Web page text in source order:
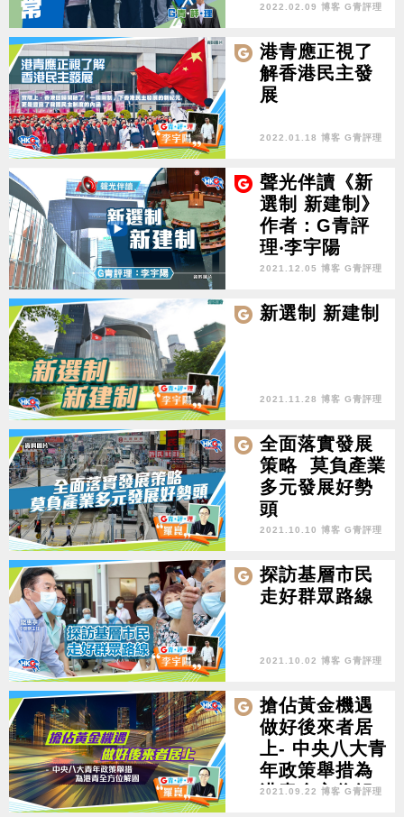
2022.02.09 博客 G青評理
港青應正視了
解香港民主發
展
2022.01.18 博客 G青評理
聲光伴讀《新
選制 新建制》
作者：G青評
理‧李宇陽
2021.12.05 博客 G青評理
新選制 新建制
2021.11.28 博客 G青評理
全面落實發展
策略 莫負產業
多元發展好勢
頭
2021.10.10 博客 G青評理
探訪基層市民
走好群眾路線
2021.10.02 博客 G青評理
搶佔黃金機遇
做好後來者居
上- 中央八大青
年政策舉措為
港青全方位解
2021.09.22 博客 G青評理